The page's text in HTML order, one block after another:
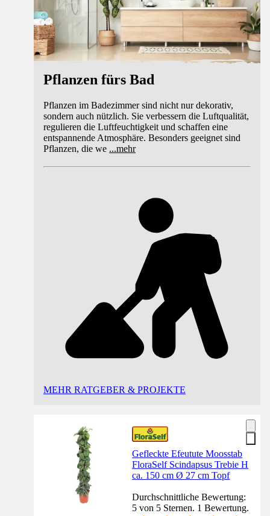
Pflanzen fürs Bad
Pflanzen im Badezimmer sind nicht nur dekorativ,
sondern auch nützlich. Sie verbessern die Luftqualität,
regulieren die Luftfeuchtigkeit und schaffen eine
entspannende Atmosphäre. Besonders geeignet sind
Pflanzen, die we ...mehr
MEHR RATGEBER & PROJEKTE
Gefleckte Efeutute Moosstab
FloraSelf Scindapsus Trebie H
ca. 150 cm Ø 27 cm Topf
Durchschnittliche Bewertung:
5 von 5 Sternen. 1 Bewertung.